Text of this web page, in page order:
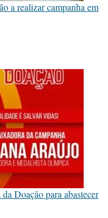
a realizar campanha em
Doação para abastecer